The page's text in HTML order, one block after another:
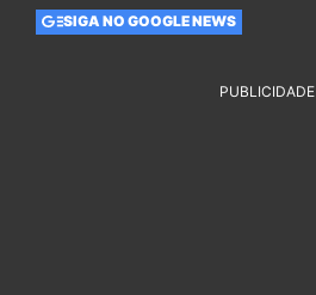
SIGA NO GOOGLE NEWS
PUBLICIDADE